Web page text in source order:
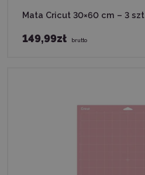
Mata Cricut 30×60 cm – 3 szt
149,99zł brutto